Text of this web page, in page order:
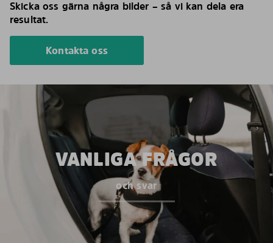
Skicka oss gärna några bilder – så vi kan dela era
resultat.
Kontakta oss
VANLIGA FRÅGOR
och svar